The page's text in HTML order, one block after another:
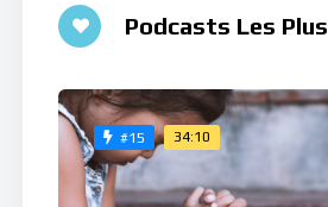
Podcasts Les Plus
#15 34:10